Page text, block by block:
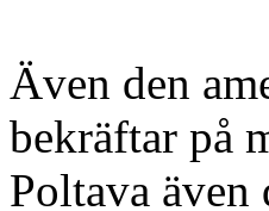
Även den
bekräftar på
Poltava även